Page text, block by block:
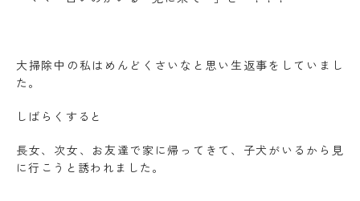
大掃除中の私はめんどくさいなと思い生返事をしていまし
た。
しばらくすると
長女、次女、お友達で家に帰ってきて、子犬がいるから見
に行こうと誘われました。